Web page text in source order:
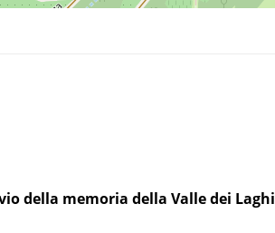
della memoria della Valle dei Laghi